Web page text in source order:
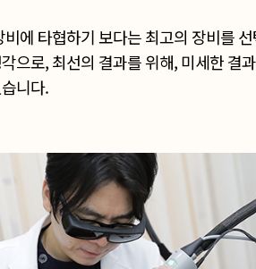
비에 타협하기 보다는 최고의 장비를
으로, 최선의 결과를 위해, 미세한 결
니다.